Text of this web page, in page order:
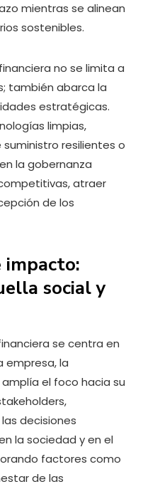
mientras se alinean
sostenibles.
no se limita a
también abarca la
estratégicas.
limpias,
resilientes o
la gobernanza
atraer
de los
social y
se centra en
empresa, la
el foco hacia su
decisiones
la sociedad y en el
factores como
de las